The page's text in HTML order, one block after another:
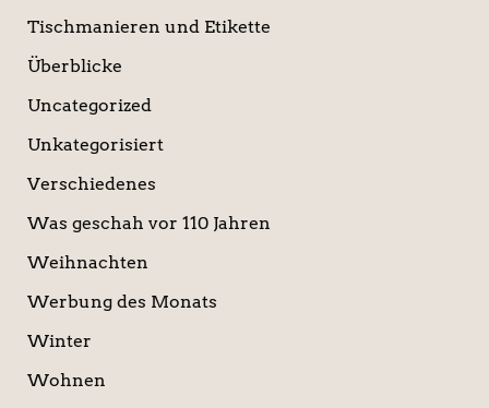
Tischmanieren und Etikette
Überblicke
Uncategorized
Unkategorisiert
Verschiedenes
Was geschah vor 110 Jahren
Weihnachten
Werbung des Monats
Winter
Wohnen